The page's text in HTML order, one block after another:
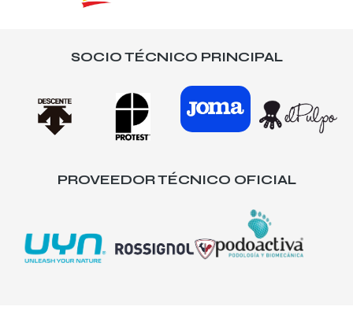
SOCIO TÉCNICO PRINCIPAL
PROVEEDOR TÉCNICO OFICIAL